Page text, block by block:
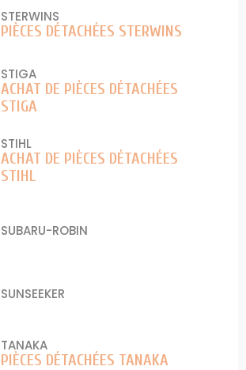
STERWINS
PIÈCES DÉTACHÉES STERWINS
STIGA
ACHAT DE PIÈCES DÉTACHÉES
STIGA
STIHL
ACHAT DE PIÈCES DÉTACHÉES
STIHL
SUBARU-ROBIN
SUNSEEKER
TANAKA
PIÈCES DÉTACHÉES TANAKA